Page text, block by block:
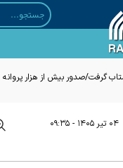
گرفت/صدور بیش از هزار
۰۴ تير ۱۴۰۵ - ۰۹:۳۵